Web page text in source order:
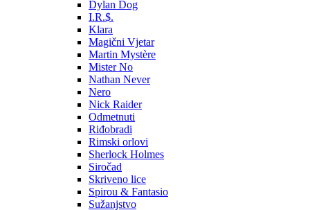
Dylan Dog
I.R.$.
Klara
Magični Vjetar
Martin Mystère
Mister No
Nathan Never
Nero
Nick Raider
Odmetnuti
Riđobradi
Rimski orlovi
Sherlock Holmes
Siročad
Skriveno lice
Spirou & Fantasio
Sužanjstvo